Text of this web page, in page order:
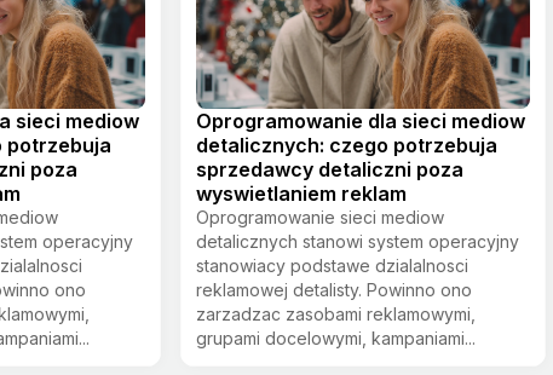
sieci mediow
potrzebuja
poza
operacyjny
ono
Oprogramowanie dla sieci mediow
detalicznych: czego potrzebuja
sprzedawcy detaliczni poza
wyswietlaniem reklam
Oprogramowanie sieci mediow
detalicznych stanowi system operacyjny
stanowiacy podstawe dzialalnosci
reklamowej detalisty. Powinno ono
zarzadzac zasobami reklamowymi,
grupami docelowymi, kampaniami...